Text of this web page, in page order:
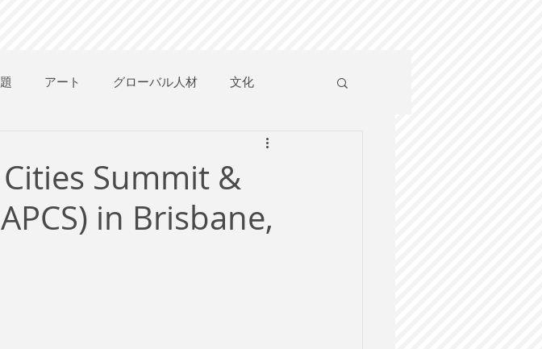
アート グローバル人材 文化
社会政策
ブランド 新型コロナウイルス
Summit &
in Brisbane,